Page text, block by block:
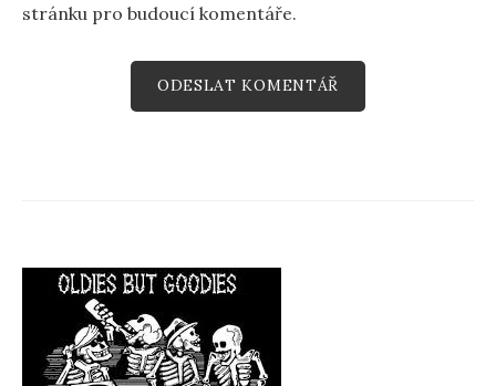
stránku pro budoucí komentáře.